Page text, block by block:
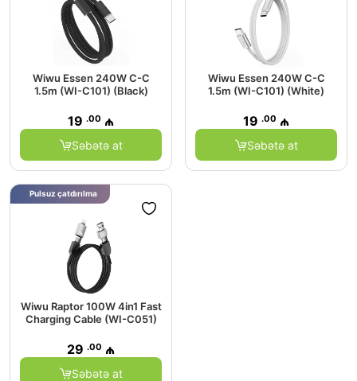
Wiwu Essen 240W C-C
1.5m (WI-C101) (Black)
19 .00 ₼
Səbətə at
Wiwu Essen 240W C-C
1.5m (WI-C101) (White)
19 .00 ₼
Səbətə at
Wiwu Raptor 100W 4in1 Fast
Charging Cable (WI-C051)
29 .00 ₼
Səbətə at
Pulsuz çatdırılma